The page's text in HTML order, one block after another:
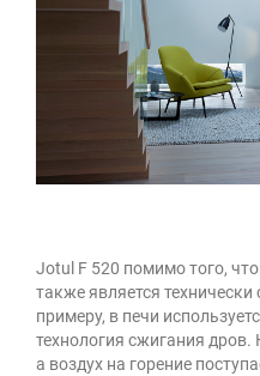
Jotul F 520 помимо того,
также является
примеру, в печи
технология сжигания дров.
а воздух на горение